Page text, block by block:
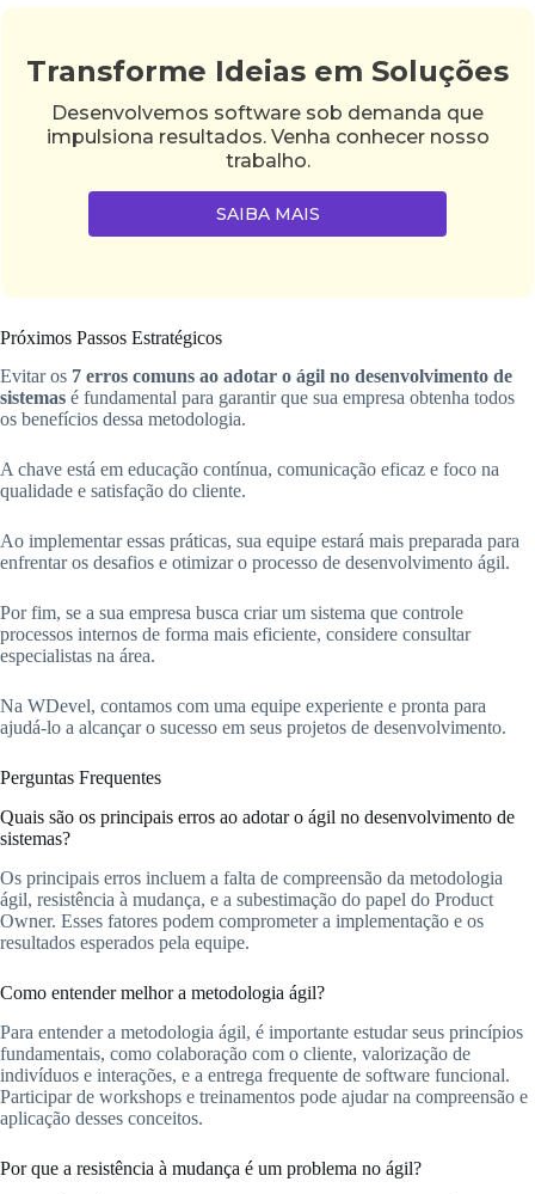
Transforme Ideias em Soluções
Desenvolvemos software sob demanda que
impulsiona resultados. Venha conhecer nosso
trabalho.
SAIBA MAIS
Próximos Passos Estratégicos
Evitar os 7 erros comuns ao adotar o ágil no desenvolvimento de
sistemas é fundamental para garantir que sua empresa obtenha todos
os benefícios dessa metodologia.
A chave está em educação contínua, comunicação eficaz e foco na
qualidade e satisfação do cliente.
Ao implementar essas práticas, sua equipe estará mais preparada para
enfrentar os desafios e otimizar o processo de desenvolvimento ágil.
Por fim, se a sua empresa busca criar um sistema que controle
processos internos de forma mais eficiente, considere consultar
especialistas na área.
Na WDevel, contamos com uma equipe experiente e pronta para
ajudá-lo a alcançar o sucesso em seus projetos de desenvolvimento.
Perguntas Frequentes
Quais são os principais erros ao adotar o ágil no desenvolvimento de
sistemas?
Os principais erros incluem a falta de compreensão da metodologia
ágil, resistência à mudança, e a subestimação do papel do Product
Owner. Esses fatores podem comprometer a implementação e os
resultados esperados pela equipe.
Como entender melhor a metodologia ágil?
Para entender a metodologia ágil, é importante estudar seus princípios
fundamentais, como colaboração com o cliente, valorização de
indivíduos e interações, e a entrega frequente de software funcional.
Participar de workshops e treinamentos pode ajudar na compreensão e
aplicação desses conceitos.
Por que a resistência à mudança é um problema no ágil?